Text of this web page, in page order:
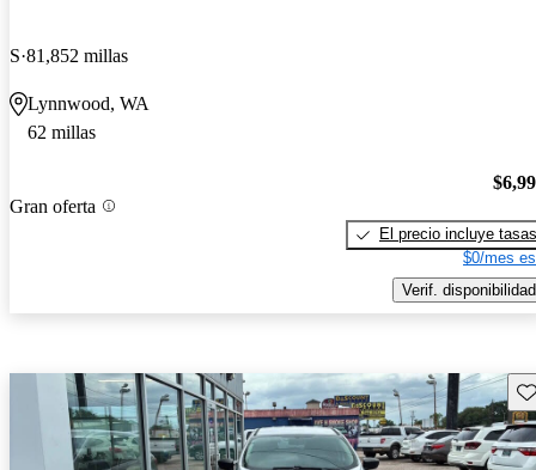
S 81,852 millas
Lynnwood, WA
62 millas
Gran oferta
El precio incluye tasas
$0/mes
Verif. disponibilidad